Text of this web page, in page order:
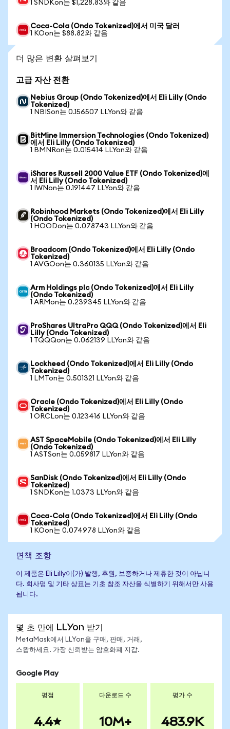
1 SNDKon는 $1,228.83와 같음
Coca-Cola (Ondo Tokenized)에서 미국 달러
1 KOon는 $88.82와 같음
더 많은 변환 살펴보기
고급 자산 전환
Nebius Group (Ondo Tokenized)에서 Eli Lilly (Ondo
Tokenized)
1 NBISon는 0.156507 LLYon와 같음
BitMine Immersion Technologies (Ondo Tokenized)
에서 Eli Lilly (Ondo Tokenized)
1 BMNRon는 0.015414 LLYon와 같음
iShares Russell 2000 Value ETF (Ondo Tokenized)에
서 Eli Lilly (Ondo Tokenized)
1 IWNon는 0.191447 LLYon와 같음
Robinhood Markets (Ondo Tokenized)에서 Eli Lilly
(Ondo Tokenized)
1 HOODon는 0.078743 LLYon와 같음
Broadcom (Ondo Tokenized)에서 Eli Lilly (Ondo
Tokenized)
1 AVGOon는 0.360135 LLYon와 같음
Arm Holdings plc (Ondo Tokenized)에서 Eli Lilly
(Ondo Tokenized)
1 ARMon는 0.239345 LLYon와 같음
ProShares UltraPro QQQ (Ondo Tokenized)에서 Eli
Lilly (Ondo Tokenized)
1 TQQQon는 0.062139 LLYon와 같음
Lockheed (Ondo Tokenized)에서 Eli Lilly (Ondo
Tokenized)
1 LMTon는 0.501321 LLYon와 같음
Oracle (Ondo Tokenized)에서 Eli Lilly (Ondo
Tokenized)
1 ORCLon는 0.123416 LLYon와 같음
AST SpaceMobile (Ondo Tokenized)에서 Eli Lilly
(Ondo Tokenized)
1 ASTSon는 0.059817 LLYon와 같음
SanDisk (Ondo Tokenized)에서 Eli Lilly (Ondo
Tokenized)
1 SNDKon는 1.0373 LLYon와 같음
Coca-Cola (Ondo Tokenized)에서 Eli Lilly (Ondo
Tokenized)
1 KOon는 0.074978 LLYon와 같음
면책 조항
이 제품은 Eli Lilly이(가) 발행, 후원, 보증하거나 제휴한 것이 아닙니
다. 회사명 및 기타 상표는 기초 참조 자산을 식별하기 위해서만 사용
됩니다.
몇 초 만에 LLYon 받기
MetaMask에서 LLYon을 구매, 판매, 거래,
스왑하세요. 가장 신뢰받는 암호화폐 지갑.
Google Play
평점
4.4
다운로드 수
10M+
평가 수
483.9K